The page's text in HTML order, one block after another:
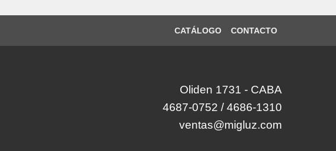
CATÁLOGO CONTACTO
Oliden 1731 - CABA
4687-0752 / 4686-1310
ventas@migluz.com